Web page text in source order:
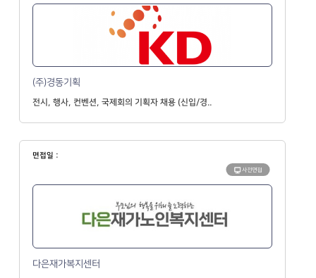
(주)경동기획
전시, 행사, 컨벤션, 국제회의 기획자 채용 (신입/경..
면접일 :
사전면접
다은재가복지센터